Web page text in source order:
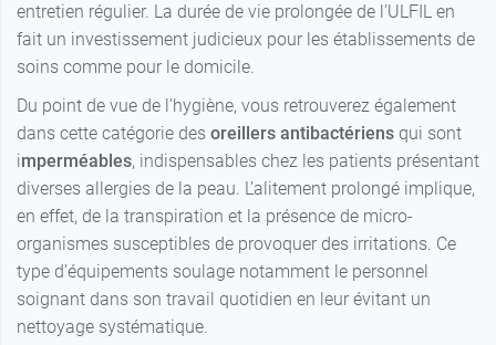
entretien régulier. La durée de vie prolongée de l'ULFIL en
fait un investissement judicieux pour les établissements de
soins comme pour le domicile.
Du point de vue de l’hygiène, vous retrouverez également
dans cette catégorie des oreillers antibactériens qui sont
imperméables, indispensables chez les patients présentant
diverses allergies de la peau. L’alitement prolongé implique,
en effet, de la transpiration et la présence de micro-
organismes susceptibles de provoquer des irritations. Ce
type d’équipements soulage notamment le personnel
soignant dans son travail quotidien en leur évitant un
nettoyage systématique.